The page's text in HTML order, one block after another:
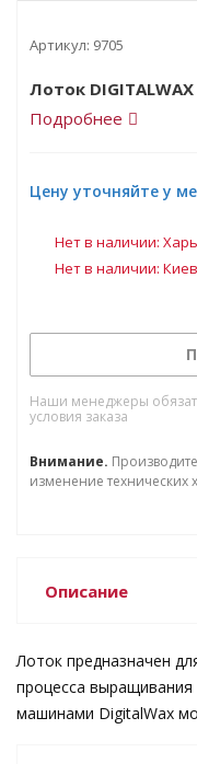
Артикул: 9705
Лоток
Подробнее
Цену уточняйте у
Нет в наличии:
Нет в наличии: Киев
Наши менеджеры
условия заказа
Внимание.
изменение технических
Описание
Лоток предназначен
процесса
машинами DigitalWax